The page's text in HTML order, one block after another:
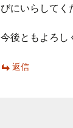
びにいらしてく
今後ともよろし
返信